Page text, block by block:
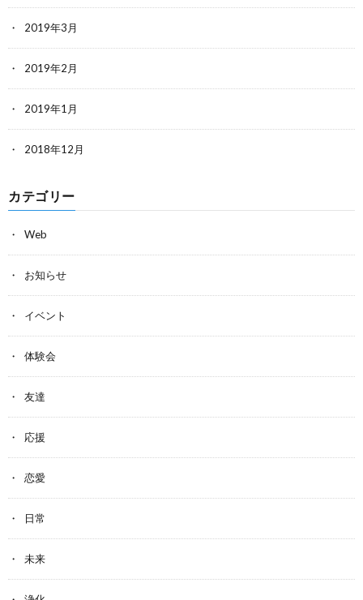
2019年3月
2019年2月
2019年1月
2018年12月
カテゴリー
Web
お知らせ
イベント
体験会
友達
応援
恋愛
日常
未来